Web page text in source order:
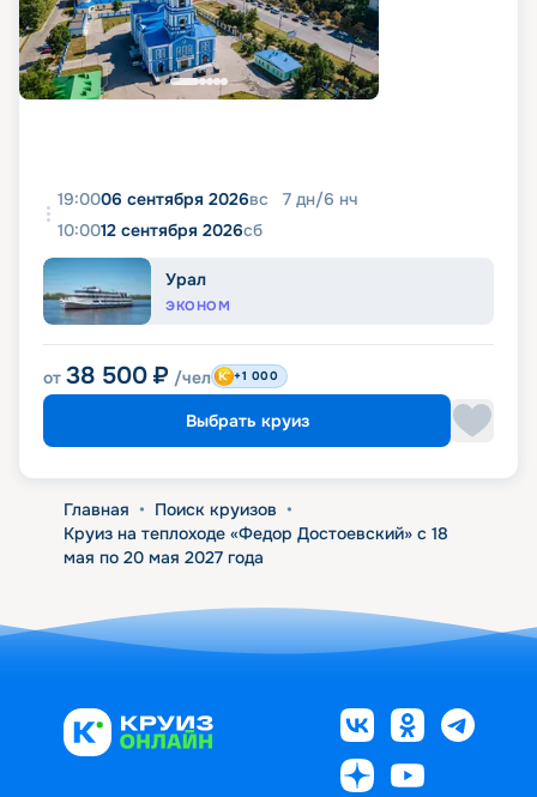
19:0006 сентября 2026вс 7 дн/6 нч
10:0012 сентября 2026сб
Урал
ЭКОНОМ
от 38 500 ₽ /чел +1 000
Выбрать круиз
Главная • Поиск круизов •
Круиз на теплоходе «Федор Достоевский» с 18
мая по 20 мая 2027 года